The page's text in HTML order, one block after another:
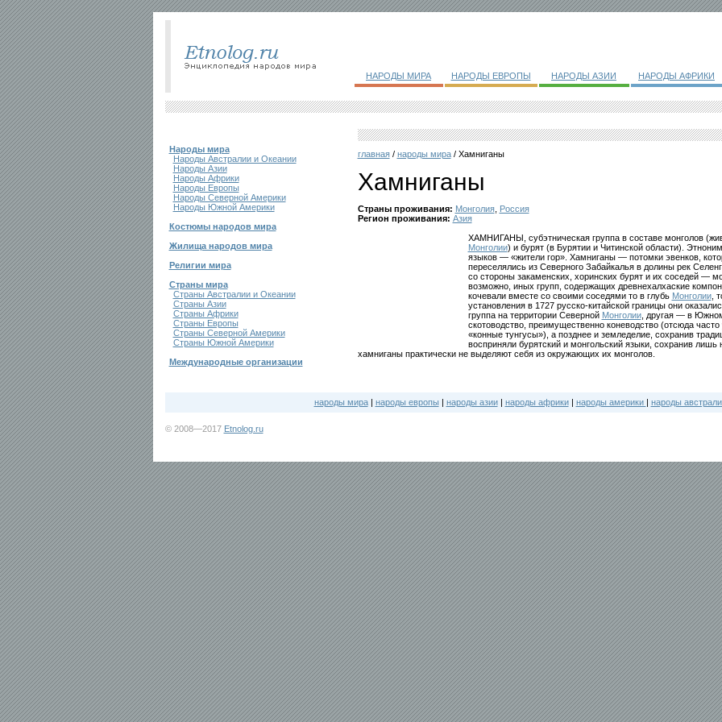
НАРОДЫ МИРА НАРОДЫ ЕВРОПЫ НАРОДЫ АЗИИ НАРОДЫ АФРИКИ
Народы мира
Народы Австралии и Океании
Народы Азии
Народы Африки
Народы Европы
Народы Северной Америки
Народы Южной Америки
Костюмы народов мира
Жилища народов мира
Религии мира
Страны мира
Страны Австралии и Океании
Страны Азии
Страны Африки
Страны Европы
Страны Северной Америки
Страны Южной Америки
Международные организации
главная/ народы мира/ Хамниганы
Хамниганы
Страны проживания: Монголия, Россия
Регион проживания: Азия
ХАМНИГАНЫ, субэтническая группа в составе монголов
Монголии) и бурят (в Бурятии и Читинской области).
языков — «жители гор». Хамниганы — потомки эвенков,
переселялись из Северного Забайкалья в долины рек
со стороны закаменских, хоринских бурят и их соседей —
возможно, иных групп, содержащих древнехалхаские
кочевали вместе со своими соседями то в глубь Монголии,
установления в 1727 русско-китайской границы они
группа на территории Северной Монголии, другая — в
скотоводство, преимущественно коневодство (отсюда
«конные тунгусы»), а позднее и земледелие, сохранив
восприняли бурятский и монгольский языки, сохранив
хамниганы практически не выделяют себя из окружающих их монголов.
народы мира| народы европы | народы азии| народы африки| народы америки | народы
© 2008—2017 Etnolog.ru